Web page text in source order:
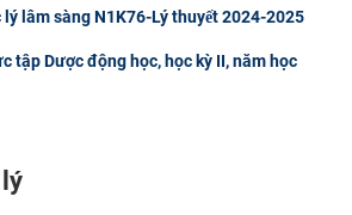
lâm sàng N1K76-Lý thuyết 2024-2025
tập Dược động học, học kỳ II, năm học